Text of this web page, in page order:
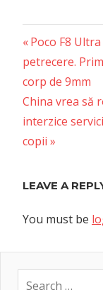
Post
navigation
Previous
Post:
Poco F8
petrecere.
corp de 9mm
Next
Post:
China vrea să
interzice
copii
LEAVE A
You must be